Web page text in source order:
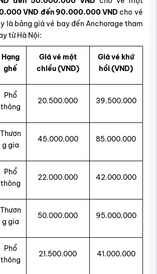
VND đến 90.000.000 VND cho vé
là bảng giá vé bay đến Anchorage tham
từ Hà Nội:
Hạng
ghế
Giá vé một
chiều (VND)
Giá vé khứ
hồi (VND)
Phổ
thông
20.500.000 39.500.000
Thươn
g gia
45.000.000 85.000.000
Phổ
thông
22.000.000 42.000.000
Thươn
g gia
50.000.000 95.000.000
Phổ
thông
21.500.000 41.000.000